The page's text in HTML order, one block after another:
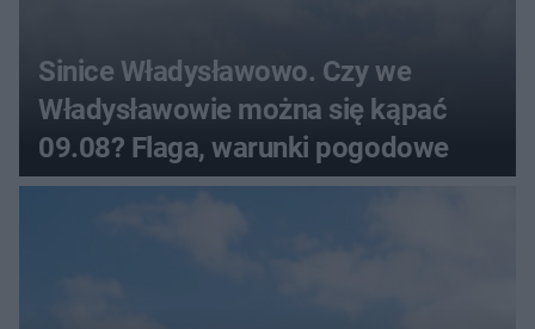
Sinice Władysławowo. Czy we
Władysławowie można się kąpać
09.08? Flaga, warunki pogodowe